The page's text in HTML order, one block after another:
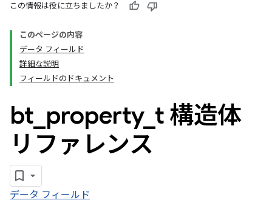
この情報は役に立ちましたか？
このページの内容
データ フィールド
詳細な説明
フィールドのドキュメント
bt property_ t 構造体
リファレンス
データ フィールド